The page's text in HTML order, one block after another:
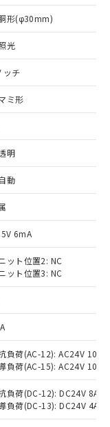
形(φ30mm)
光
ッチ
ミ形
明
動
6mA
ット位置2: NC
ット位置3: NC
負荷(AC-12): AC24V 10A/
負荷(AC-15): AC24V
負荷(DC-12): DC24V 8A/
負荷(DC-13): DC24V 4A/
物質）の
な商品で
質）の非含
定のある